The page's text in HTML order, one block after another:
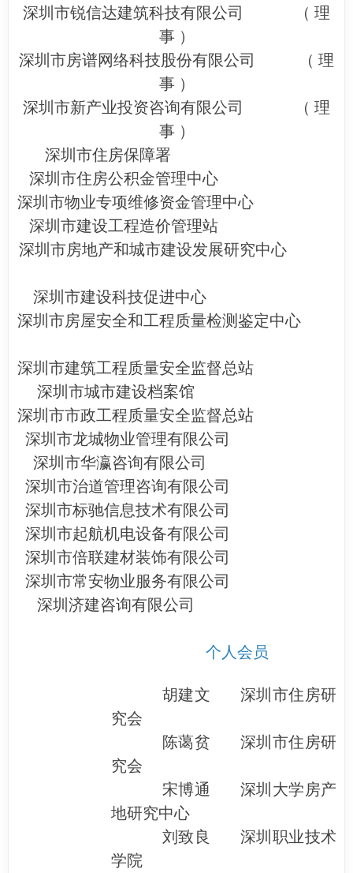
深圳市锐信达建筑科技有限公司 （ 理
事 ）
深圳市房谱网络科技股份有限公司 （ 理
事 ）
深圳市新产业投资咨询有限公司 （ 理
事 ）
深圳市住房保障署
深圳市住房公积金管理中心
深圳市物业专项维修资金管理中心
深圳市建设工程造价管理站
深圳市房地产和城市建设发展研究中心
深圳市建设科技促进中心
深圳市房屋安全和工程质量检测鉴定中心
深圳市建筑工程质量安全监督总站
深圳市城市建设档案馆
深圳市市政工程质量安全监督总站
深圳市龙城物业管理有限公司
深圳市华瀛咨询有限公司
深圳市治道管理咨询有限公司
深圳市标驰信息技术有限公司
深圳市起航机电设备有限公司
深圳市倍联建材装饰有限公司
深圳市常安物业服务有限公司
深圳济建咨询有限公司
个人会员
胡建文 深圳市住房研
究会
陈蔼贫 深圳市住房研
究会
宋博通 深圳大学房产
地研究中心
刘致良 深圳职业技术
学院